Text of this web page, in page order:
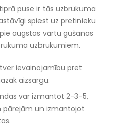
puse ir tās uzbrukuma
spiest uz pretinieku
augstas vārtu gūšanas
uzbrukumiem.
ievainojamību pret
aizsargu.
var izmantot 2-3-5,
un izmantojot